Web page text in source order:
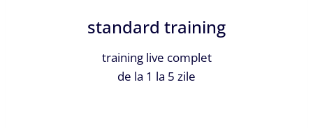
standard training
training live complet
de la 1 la 5 zile